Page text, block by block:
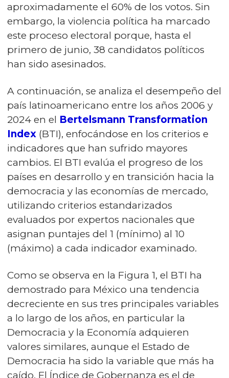
aproximadamente el 60% de los votos. Sin
embargo, la violencia política ha marcado
este proceso electoral porque, hasta el
primero de junio, 38 candidatos políticos
han sido asesinados.
A continuación, se analiza el desempeño del
país latinoamericano entre los años 2006 y
2024 en el Bertelsmann Transformation
Index (BTI), enfocándose en los criterios e
indicadores que han sufrido mayores
cambios. El BTI evalúa el progreso de los
países en desarrollo y en transición hacia la
democracia y las economías de mercado,
utilizando criterios estandarizados
evaluados por expertos nacionales que
asignan puntajes del 1 (mínimo) al 10
(máximo) a cada indicador examinado.
Como se observa en la Figura 1, el BTI ha
demostrado para México una tendencia
decreciente en sus tres principales variables
a lo largo de los años, en particular la
Democracia y la Economía adquieren
valores similares, aunque el Estado de
Democracia ha sido la variable que más ha
caído. El Índice de Gobernanza es el de